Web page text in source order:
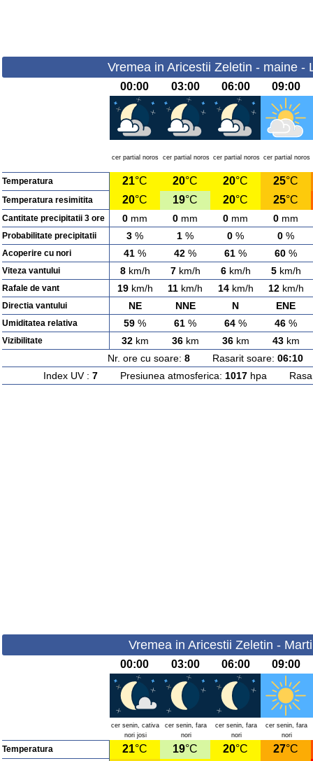
Vremea in Aricestii Zeletin - maine -
00:00 03:00 06:00 09:00
cer partial noros cer partial noros cer partial noros cer partial noros
Temperatura 21°C 20°C 20°C 25°C
Temperatura resimitita 20°C 19°C 20°C 25°C
Cantitate precipitatii 3 ore 0 mm 0 mm 0 mm 0 mm
Probabilitate precipitatii 3 % 1 % 0 % 0 %
Acoperire cu nori 41 % 42 % 61 % 60 %
Viteza vantului 8km/h 7km/h 6km/h 5km/h
Rafale de vant 19km/h 11 km/h 14km/h 12km/h
Directia vantului NE NNE N ENE
Umiditatea relativa 59 % 61 % 64 % 46 %
Vizibilitate 32km 36km 36km 43km
Nr. ore cu soare: 8Rasarit soare: 06:10
Index UV : 7Presiunea atmosferica: 1017hpa
Vremea in Aricestii Zeletin -
00:00 03:00 06:00 09:00
cer senin, cativa
nori josi
cer senin, fara
nori
cer senin, fara
nori
cer senin, fara
nori
Temperatura 21°C 19°C 20°C 27°C